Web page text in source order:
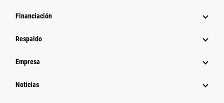
Financiación
Respaldo
Empresa
Noticias